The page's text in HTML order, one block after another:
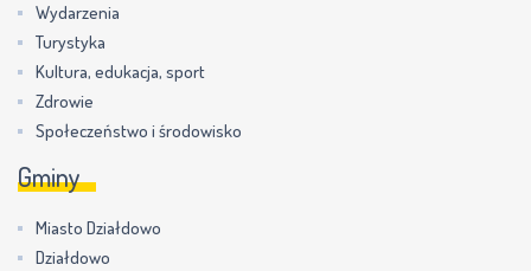
Wydarzenia
Turystyka
Kultura, edukacja, sport
Zdrowie
Społeczeństwo i środowisko
Gminy
Miasto Działdowo
Działdowo